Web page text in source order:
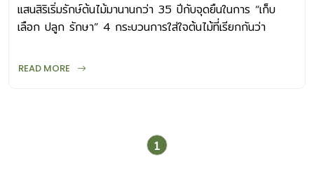
แสนสิริเริ่มรักษ์ต้นไม้มานานกว่า 35 ปีกับจุดยืนในการ “เก็บ
เลือก ปลูก รักษา” 4 กระบวนการใส่ใจต้นไม้ที่เรียกกันว่า
READ MORE
1